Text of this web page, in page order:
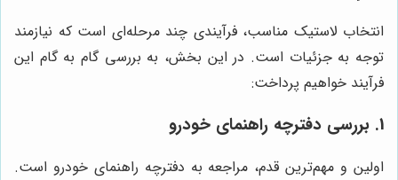
انتخاب لاستیک مناسب، فرآیندی چند مرحله‌ای است که نیازمند
توجه به جزئیات است. در این بخش، به بررسی گام به گام این
فرآیند خواهیم پرداخت:
1. بررسی دفترچه راهنمای خودرو
اولین و مهم‌ترین قدم، مراجعه به دفترچه راهنمای خودرو است.